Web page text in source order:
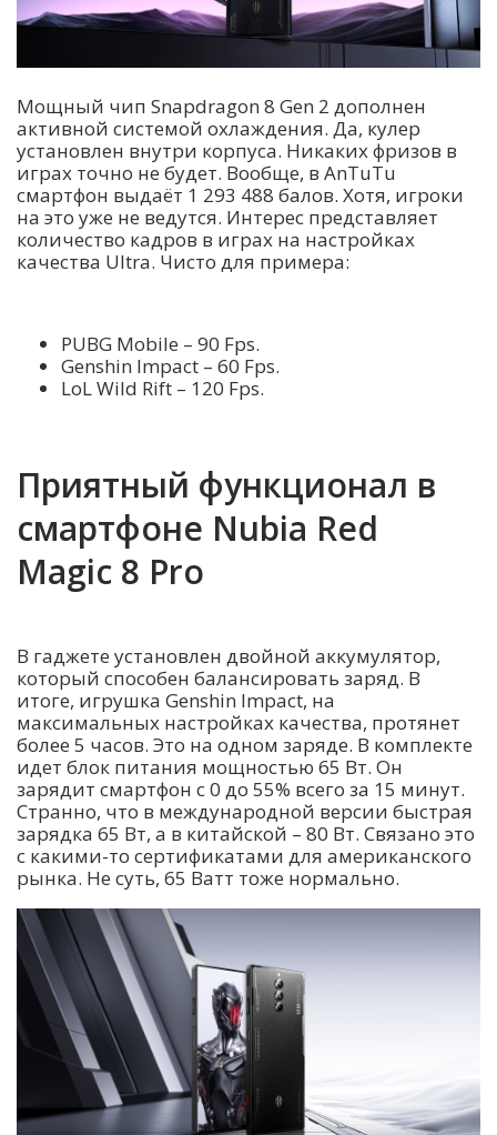
Мощный чип Snapdragon 8 Gen 2 дополнен
активной системой охлаждения. Да, кулер
установлен внутри корпуса. Никаких фризов в
играх точно не будет. Вообще, в AnTuTu
смартфон выдаёт 1 293 488 балов. Хотя, игроки
на это уже не ведутся. Интерес представляет
количество кадров в играх на настройках
качества Ultra. Чисто для примера:
PUBG Mobile – 90 Fps.
Genshin Impact – 60 Fps.
LoL Wild Rift – 120 Fps.
Приятный функционал в
смартфоне Nubia Red
Magic 8 Pro
В гаджете установлен двойной аккумулятор,
который способен балансировать заряд. В
итоге, игрушка Genshin Impact, на
максимальных настройках качества, протянет
более 5 часов. Это на одном заряде. В комплекте
идет блок питания мощностью 65 Вт. Он
зарядит смартфон с 0 до 55% всего за 15 минут.
Странно, что в международной версии быстрая
зарядка 65 Вт, а в китайской – 80 Вт. Связано это
с какими-то сертификатами для американского
рынка. Не суть, 65 Ватт тоже нормально.